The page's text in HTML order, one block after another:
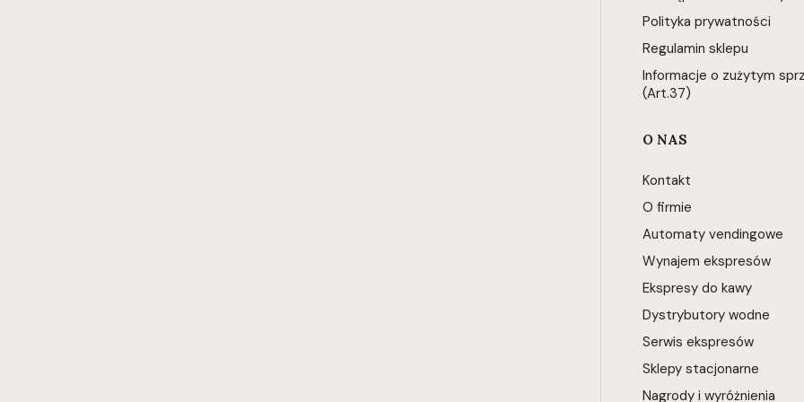
Polityka prywatności
Regulamin sklepu
Informacje o zużytym
(Art.37)
O NAS
Kontakt
O firmie
Automaty vendingowe
Wynajem ekspresów
Ekspresy do kawy
Dystrybutory wodne
Serwis ekspresów
Sklepy stacjonarne
Nagrody i wyróżnienia